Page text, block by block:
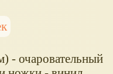
- очаровательный